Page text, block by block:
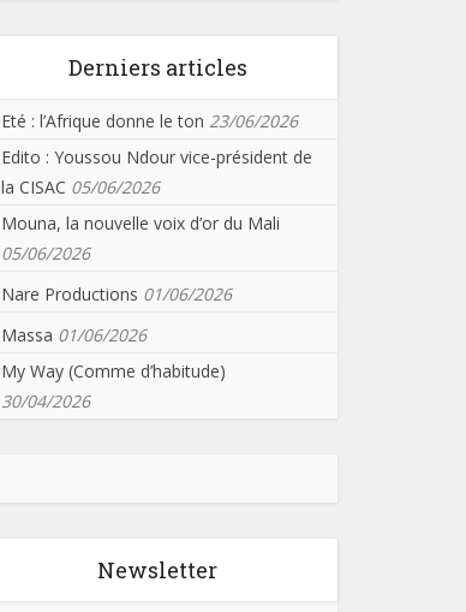
Derniers articles
Eté : l’Afrique donne le ton 23/06/2026
Edito : Youssou Ndour vice-président de
la CISAC 05/06/2026
Mouna, la nouvelle voix d’or du Mali
05/06/2026
Nare Productions 01/06/2026
Massa 01/06/2026
My Way (Comme d’habitude)
30/04/2026
Newsletter